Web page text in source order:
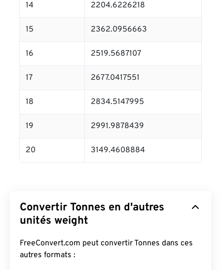
14 2204.6226218
15 2362.0956663
16 2519.5687107
17 2677.0417551
18 2834.5147995
19 2991.9878439
20 3149.4608884
Convertir Tonnes en d'autres
unités weight
FreeConvert.com peut convertir Tonnes dans ces
autres formats :